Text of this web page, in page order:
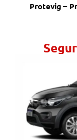
Protevig –